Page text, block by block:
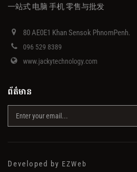
一站式 电脑 手机 零售与批发
80 AE0E1 Khan Sensok PhnomPenh.
096 529 8389
www.jackytechnology.com
ព័ត៌មាន
Developed by EZWeb